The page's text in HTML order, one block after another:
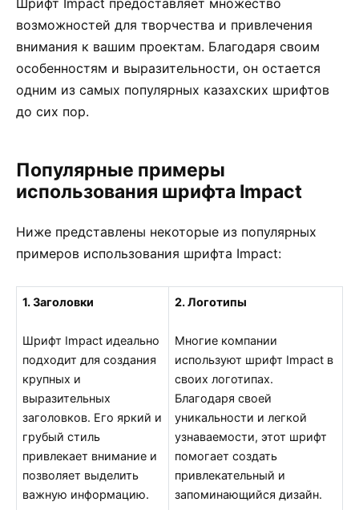
возможностей для творчества и привлечения
внимания к вашим проектам. Благодаря своим
особенностям и выразительности, он остается
одним из самых популярных казахских шрифтов
до сих пор.
Популярные примеры
использования шрифта Impact
Ниже представлены некоторые из популярных
примеров использования шрифта Impact:
1. Заголовки
Шрифт Impact идеально
подходит для создания
крупных и
выразительных
заголовков. Его яркий и
грубый стиль
привлекает внимание и
позволяет выделить
важную информацию.
2. Логотипы
Многие компании
используют шрифт Impact в
своих логотипах.
Благодаря своей
уникальности и легкой
узнаваемости, этот шрифт
помогает создать
привлекательный и
запоминающийся дизайн.